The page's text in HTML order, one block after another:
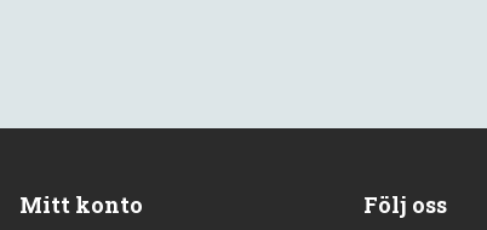
Mitt konto Följ oss